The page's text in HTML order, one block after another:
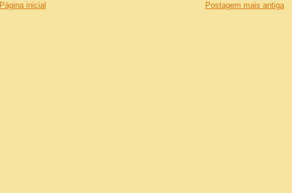
Postagem mais antiga
Página inicial